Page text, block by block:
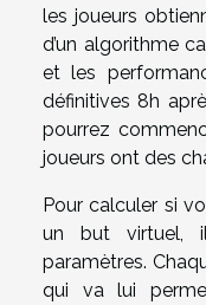
les joueurs
d’un algorithme
et les
définitives 8h
pourrez
joueurs ont des
Pour calculer si
un but virtuel,
paramètres.
qui va lui